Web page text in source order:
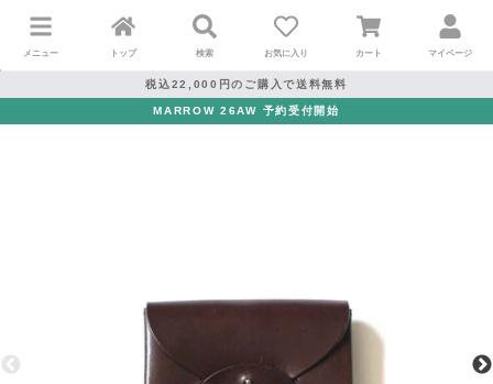
メニュー トップ 検索 お気に入り カート マイページ
税込22,000円のご購入で送料無料
MARROW 26AW 予約受付開始